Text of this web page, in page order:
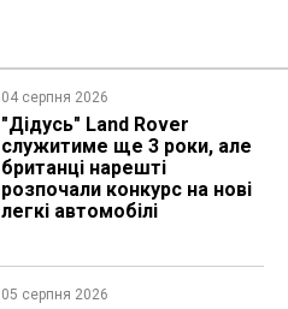
04 серпня 2026
"Дідусь" Land Rover
служитиме ще 3 роки, але
британці нарешті
розпочали конкурс на нові
легкі автомобілі
05 серпня 2026